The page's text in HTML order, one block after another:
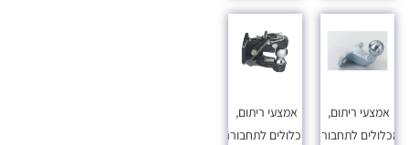
אמצעי ריתום,
מכלולים לתחבורה
אמצעי ריתום,
מכלולים לתחבורה